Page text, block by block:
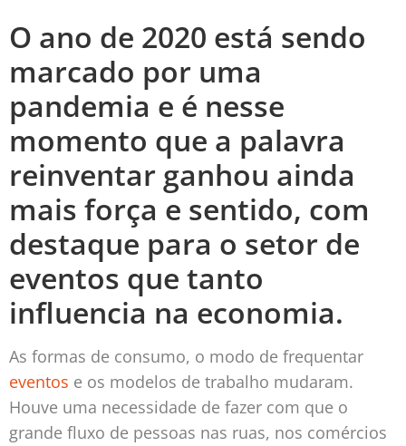
O ano de 2020 está sendo
marcado por uma
pandemia e é nesse
momento que a palavra
reinventar ganhou ainda
mais força e sentido, com
destaque para o setor de
eventos que tanto
influencia na economia.
As formas de consumo, o modo de frequentar
eventos e os modelos de trabalho mudaram.
Houve uma necessidade de fazer com que o
grande fluxo de pessoas nas ruas, nos comércios